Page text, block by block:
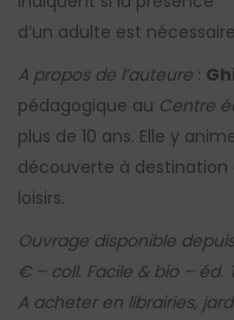
d’un adulte est
A propos de l’auteure :
pédagogique au Centre
plus de 10 ans. Elle y
découverte à destination
loisirs.
Ouvrage disponible
€ – coll. Facile & bio – éd.
A acheter en librairies,